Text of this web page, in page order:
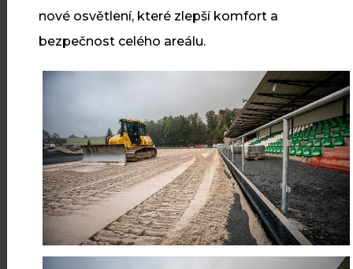
Číst více
Cyklostezka Skuteč – Předhradí
Máme hotovo! Úspěšně jsme
dokončili cyklostezku Skuteč –
Předhradí
nové osvětlení, které zlepší komfort a
bezpečnost celého areálu.